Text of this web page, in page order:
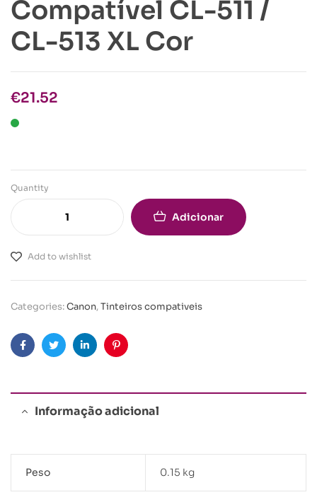
Compatível CL-511 /
CL-513 XL Cor
€21.52
Quantity
Adicionar
Add to wishlist
Categories:Canon,Tinteiros compativeis
FacebookTwitterLinkedinPinterest
Informação adicional
Peso 0.15 kg